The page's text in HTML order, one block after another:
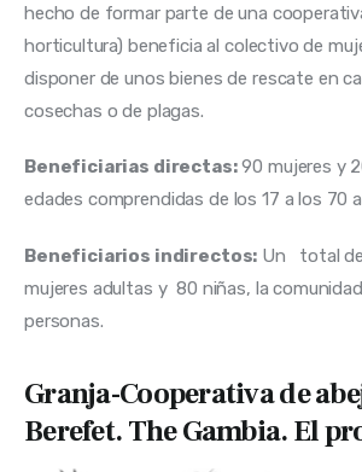
hecho de formar parte de una
horticultura) beneficia al colectivo de
disponer de unos bienes de rescate en
cosechas o de plagas.
Beneficiarias directas:90 mujeres y
edades comprendidas de los 17 a los 70
Beneficiarios indirectos: Un total
mujeres adultas y 80 niñas, la
personas.
Granja-Cooperativa de
Berefet. The Gambia. El